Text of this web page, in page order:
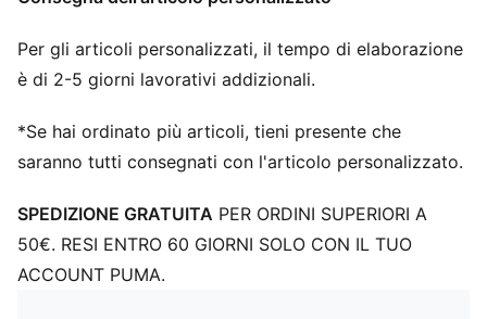
Per gli articoli personalizzati, il tempo di elaborazione
è di 2-5 giorni lavorativi addizionali.
*Se hai ordinato più articoli, tieni presente che
saranno tutti consegnati con l'articolo personalizzato.
SPEDIZIONE GRATUITA PER ORDINI SUPERIORI A
50€. RESI ENTRO 60 GIORNI SOLO CON IL TUO
ACCOUNT PUMA.